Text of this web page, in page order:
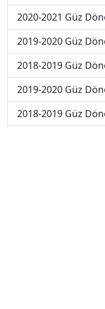
2020-2021 Güz
2019-2020 Güz
2018-2019 Güz
2019-2020 Güz
2018-2019 Güz